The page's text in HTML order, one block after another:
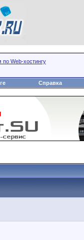
по Web-хостингу
Справка